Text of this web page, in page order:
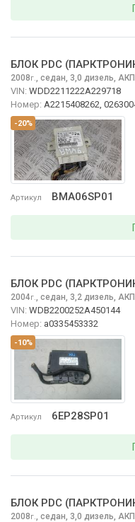
-20%
Артикул BMA06SP01
БЛОК PDC
2008г., седан, 3,0 дизель,
VIN: WDD2211222A229718
Номер: A2215408262,
-10%
Артикул 6EP28SP01
БЛОК PDC
2004г., седан, 3,2 дизель,
VIN: WDB2200252A450144
Номер: a0335453332
БЛОК PDC
2008г., седан, 3,0 дизель,